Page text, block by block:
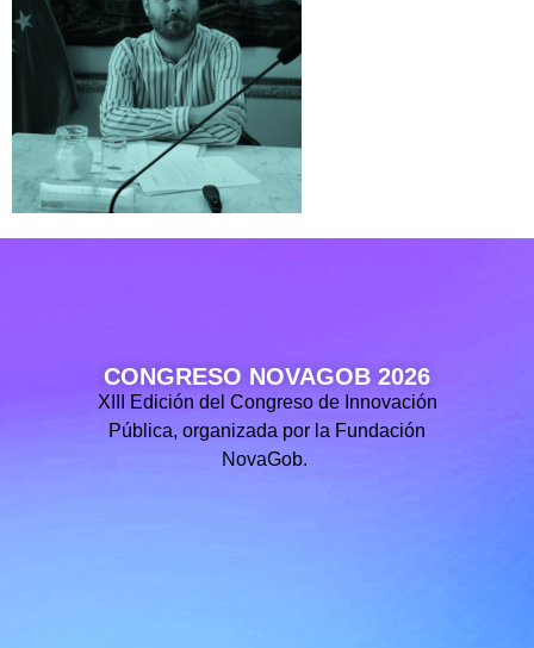
CONGRESO NOVAGOB 2026
XIII Edición del Congreso de Innovación
Pública, organizada por la Fundación
NovaGob.